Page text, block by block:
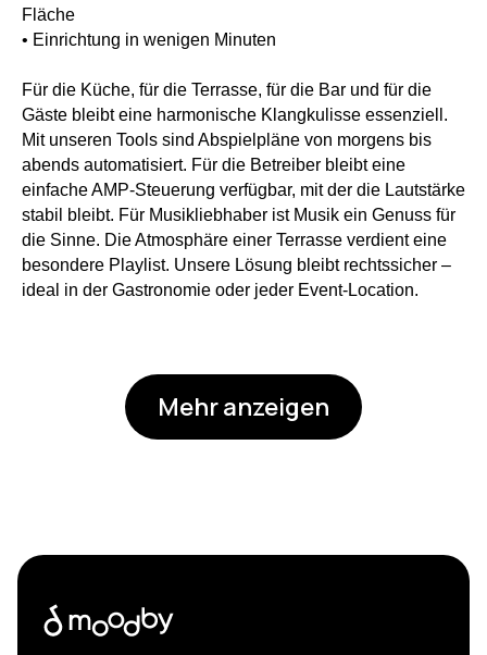
Fläche
• Einrichtung in wenigen Minuten
Für die Küche, für die Terrasse, für die Bar und für die
Gäste bleibt eine harmonische Klangkulisse essenziell.
Mit unseren Tools sind Abspielpläne von morgens bis
abends automatisiert. Für die Betreiber bleibt eine
einfache AMP-Steuerung verfügbar, mit der die Lautstärke
stabil bleibt. Für Musikliebhaber ist Musik ein Genuss für
die Sinne. Die Atmosphäre einer Terrasse verdient eine
besondere Playlist. Unsere Lösung bleibt rechtssicher –
ideal in der Gastronomie oder jeder Event-Location.
Mehr anzeigen